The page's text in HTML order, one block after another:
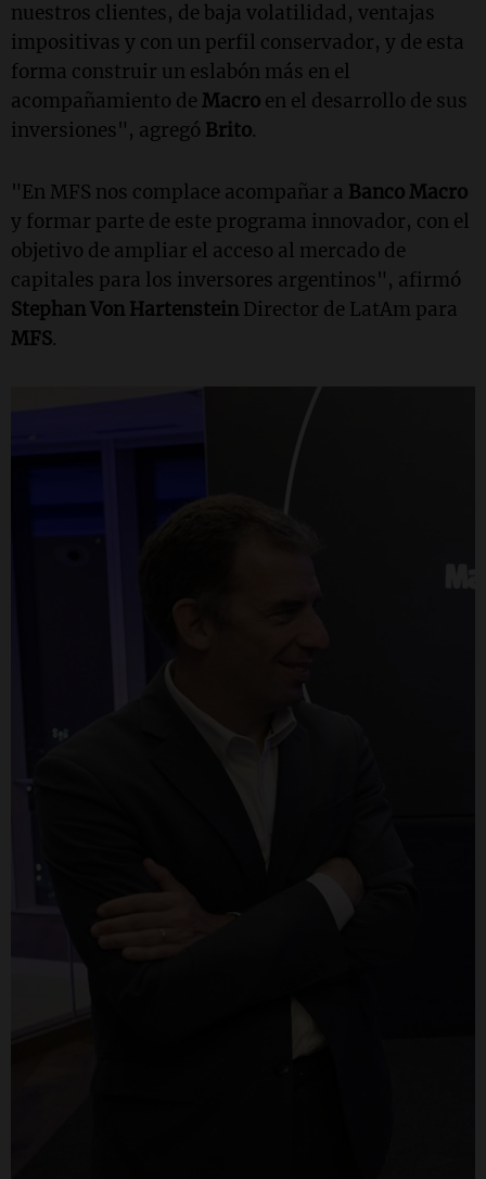
nuestros clientes, de baja volatilidad, ventajas
impositivas y con un perfil conservador, y de esta
forma construir un eslabón más en el
acompañamiento de Macro en el desarrollo de sus
inversiones", agregó Brito.
"En MFS nos complace acompañar a Banco Macro
y formar parte de este programa innovador, con el
objetivo de ampliar el acceso al mercado de
capitales para los inversores argentinos", afirmó
Stephan Von Hartenstein Director de LatAm para
MFS.